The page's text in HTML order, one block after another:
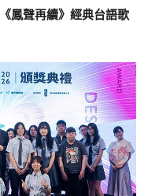
鳳聲再續》經典台語歌